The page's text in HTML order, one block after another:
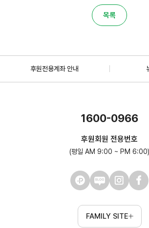
목록
후원전용계좌 안내
1600-0966
후원회원 전용번호
(평일 AM 9:00 ~ PM 6:00)
FAMILY SITE